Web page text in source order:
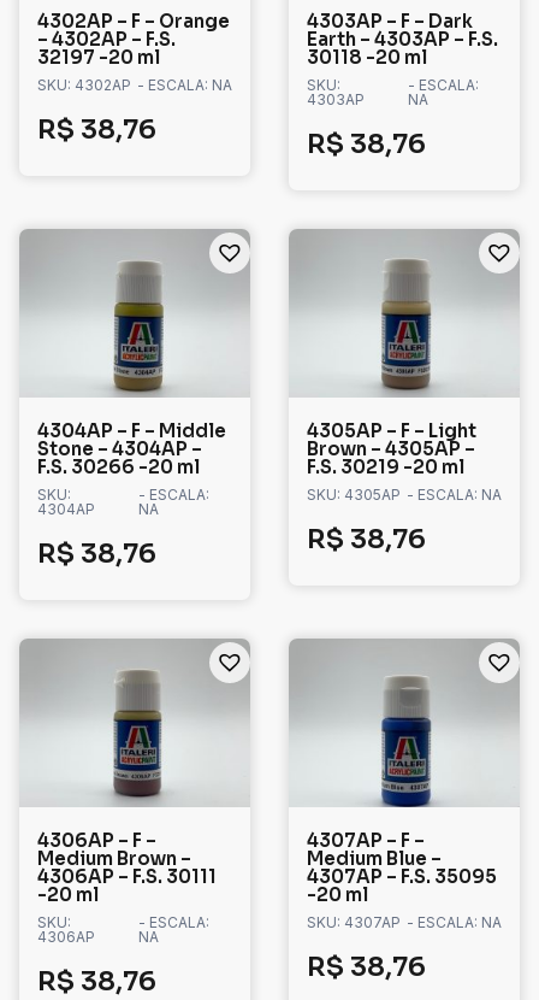
4302AP – F – Orange
– 4302AP – F.S.
32197 -20 ml
SKU: 4302AP - ESCALA: NA
R$ 38,76
4303AP – F – Dark
Earth – 4303AP – F.S.
30118 -20 ml
SKU:
4303AP
- ESCALA:
NA
R$ 38,76
4304AP – F – Middle
Stone – 4304AP –
F.S. 30266 -20 ml
SKU:
4304AP
- ESCALA:
NA
R$ 38,76
4305AP – F – Light
Brown – 4305AP –
F.S. 30219 -20 ml
SKU: 4305AP - ESCALA: NA
R$ 38,76
4306AP – F –
Medium Brown –
4306AP – F.S. 30111
-20 ml
SKU:
4306AP
- ESCALA:
NA
R$ 38,76
4307AP – F –
Medium Blue –
4307AP – F.S. 35095
-20 ml
SKU: 4307AP - ESCALA: NA
R$ 38,76